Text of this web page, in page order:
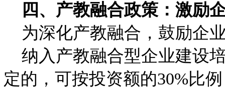
四、产教融合政策：激励
为深化产教融合，鼓励企
纳入产教融合型企业建设
定的，可按投资额的30%比